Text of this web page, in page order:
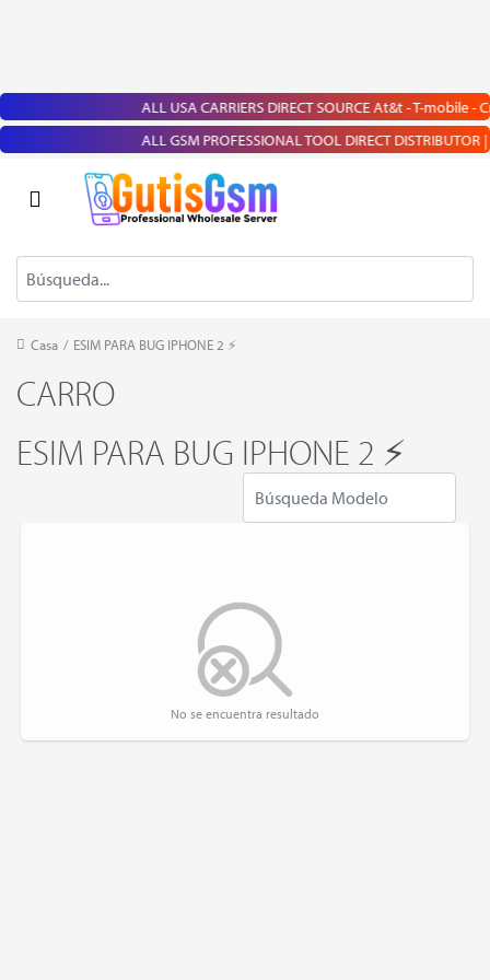
ALL USA CARRIERS DIRECT SOURCE At&t - T-
ALL GSM PROFESSIONAL TOOL DIRECT
Casa / ESIM PARA BUG IPHONE 2 ⚡
CARRO
ESIM PARA BUG IPHONE 2 ⚡
No se encuentra resultado